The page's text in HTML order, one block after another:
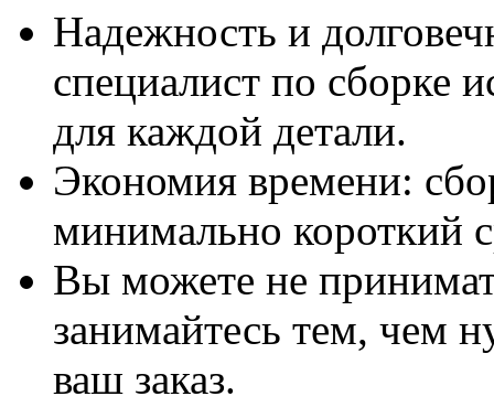
Надежность и
специалист по сборке
для каждой детали.
Экономия времени:
минимально короткий
Вы можете не
занимайтесь тем, чем
ваш заказ.